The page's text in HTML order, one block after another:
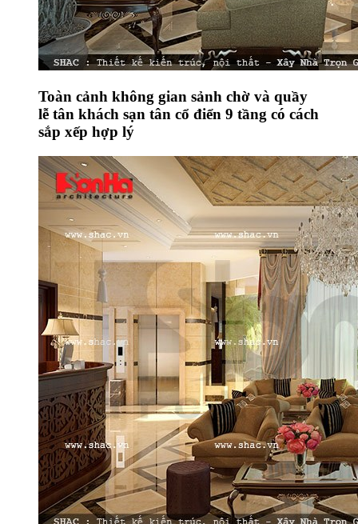
Toàn cảnh không gian sảnh chờ và quầy
lễ tân khách sạn tân cổ điển 9 tầng có cách
sắp xếp hợp lý